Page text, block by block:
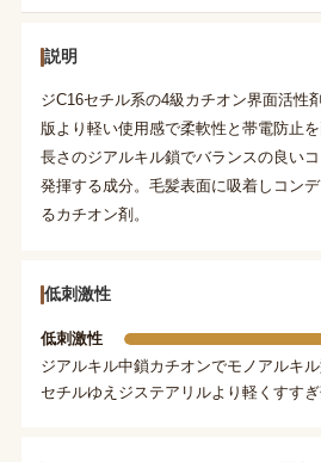
説明
ジC16セチル系の4級カチオン界面活性
版より軽い使用感で柔軟性と帯電防止
長さのジアルキル鎖でバランスの良い
発揮する成分。毛髪表面に吸着しコン
るカチオン剤。
低刺激性
低刺激性
ジアルキル中鎖カチオンでモノアルキ
セチルゆえジステアリルより軽くすすぎ